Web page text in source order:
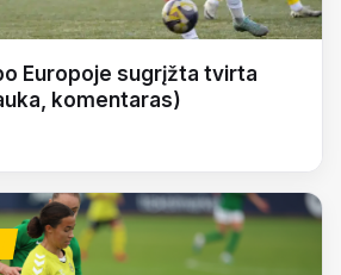
Europoje sugrįžta tvirta
komentaras)